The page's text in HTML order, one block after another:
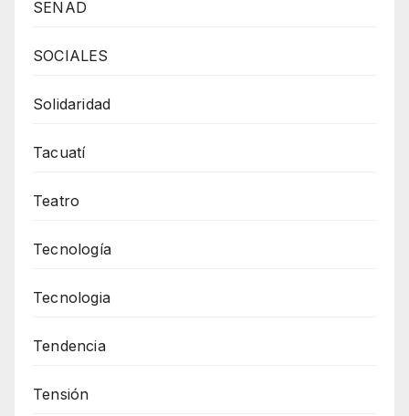
SENAD
SOCIALES
Solidaridad
Tacuatí
Teatro
Tecnología
Tecnologia
Tendencia
Tensión